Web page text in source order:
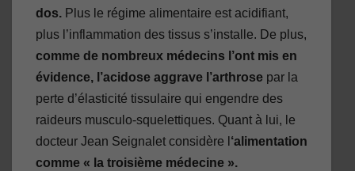
dos. Plus le régime alimentaire est acidifiant,
plus l’inflammation des tissus s’installe. De plus,
comme de nombreux médecins l’ont mis en
évidence, l’acidose aggrave l’arthrose par la
perte d’élasticité tissulaire qui engendre des
raideurs musculo-squelettiques. Quant à lui, le
docteur Jean Seignalet considère l ‘alimentation
comme « la troisième médecine ».